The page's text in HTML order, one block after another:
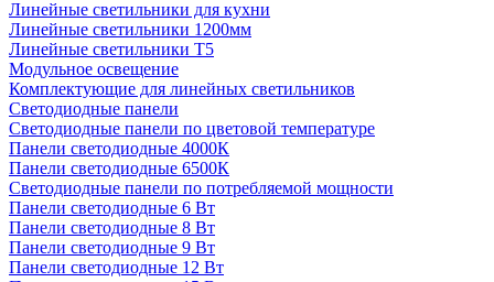
Линейные светильники для кухни
Линейные светильники 1200мм
Линейные светильники Т5
Модульное освещение
Комплектующие для линейных светильников
Светодиодные панели
Светодиодные панели по цветовой температуре
Панели светодиодные 4000К
Панели светодиодные 6500К
Светодиодные панели по потребляемой мощности
Панели светодиодные 6 Вт
Панели светодиодные 8 Вт
Панели светодиодные 9 Вт
Панели светодиодные 12 Вт